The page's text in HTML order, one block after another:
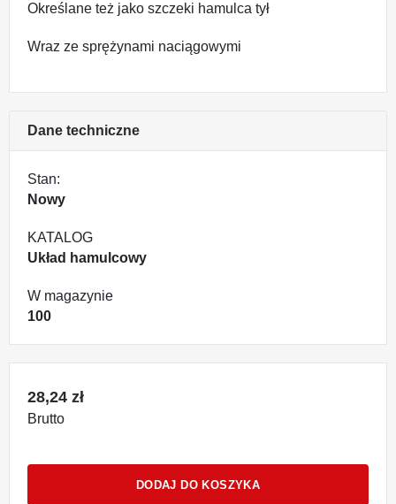
Określane też jako szczeki hamulca tył
Wraz ze sprężynami naciągowymi
Dane techniczne
Stan:
Nowy
KATALOG
Układ hamulcowy
W magazynie
100
28,24 zł
Brutto
DODAJ DO KOSZYKA